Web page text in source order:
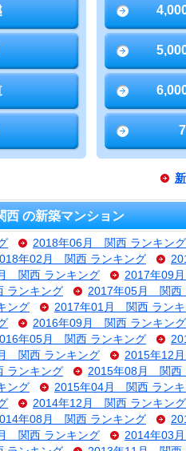
の新築マンション
2018年06月 関西 ランキング
年02月 関西 ランキング
関西 ランキング
2017年09
ランキング
2017年05月 関西
ング
2017年01月 関西 ランキ
2016年09月 関西 ランキング
年05月 関西 ランキング
関西 ランキング
2015年12
ランキング
2015年08月 関西
ング
2015年04月 関西 ランキ
2014年12月 関西 ランキング
年08月 関西 ランキング
関西 ランキング
2014年03